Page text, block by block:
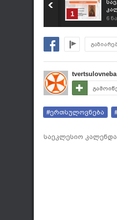
1
6
tvertsulovneba
#ერთსულოვნება
საეკლესიო